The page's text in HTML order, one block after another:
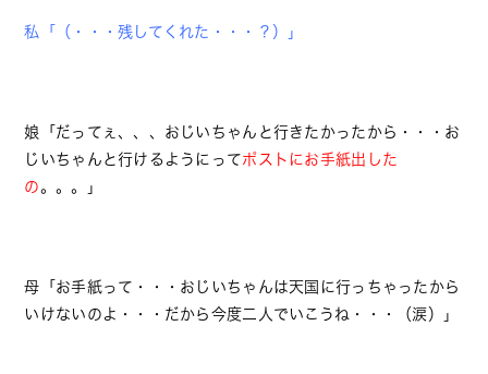
私「（・・・残してくれた・・・？）」
娘「だってぇ、、、おじいちゃんと行きたかったから・・・お
じいちゃんと行けるようにってポストにお手紙出した
の 。。。」
母「お手紙って・・・おじいちゃんは天国に行っちゃったから
いけないのよ・・・だから今度二人でいこうね・・・（涙）」